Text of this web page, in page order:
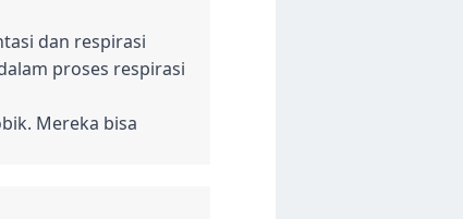
dan respirasi
proses respirasi
Mereka bisa